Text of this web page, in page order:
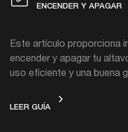
ENCENDER Y APAGAR
Este artículo proporciona
encender y apagar tu
uso eficiente y una buena
LEER GUÍAENCENDER Y